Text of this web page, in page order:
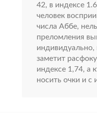
42, в индексе
человек
числа Аббе,
преломления
заметит
индексе 1,74, а
носить очки и с